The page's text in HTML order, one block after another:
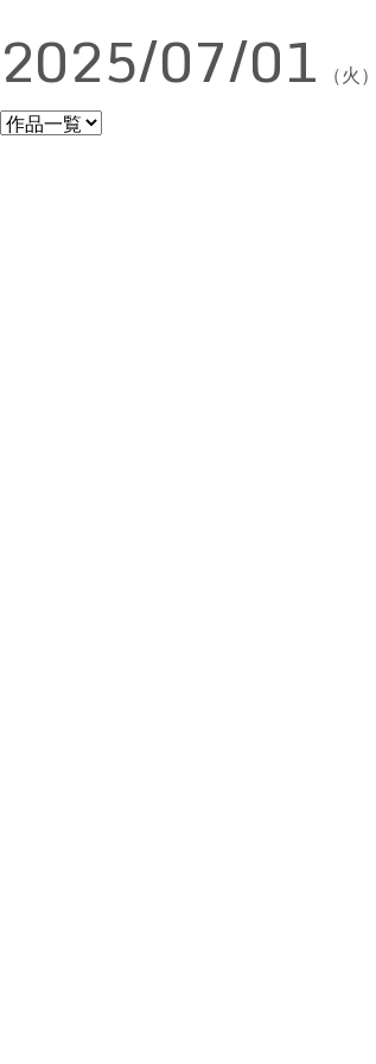
2025/07/01 （火）